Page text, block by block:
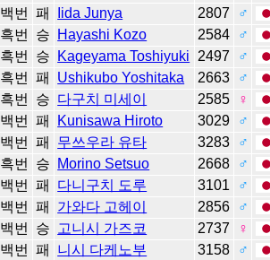
백번 패 Iida Junya 2807
♂
흑번 승 Hayashi Kozo 2584
♂
흑번 승 Kageyama Toshiyuki 2497
♂
흑번 패 Ushikubo Yoshitaka 2663
♂
흑번 승 다구치 미세이 2585
♀
백번 패 Kunisawa Hiroto 3029
♂
백번 패 무쓰우라 유타 3283
♂
흑번 승 Morino Setsuo 2668
♂
백번 패 다니구치 도루 3101
♂
백번 패 가와다 고헤이 2856
♂
백번 승 고니시 가즈코 2737
♀
백번 패 니시 다케노부 3158
♂